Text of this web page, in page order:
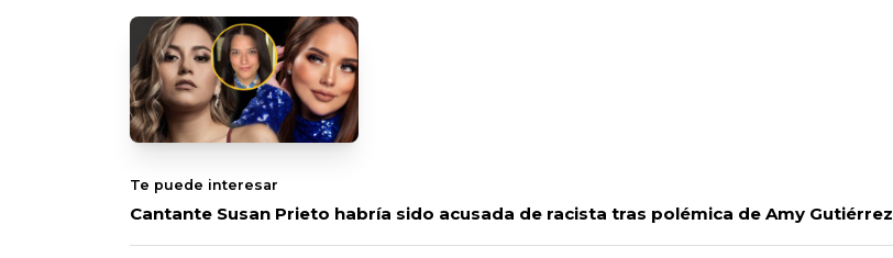
Te puede interesar
Cantante Susan Prieto habría sido acusada de racista tras polémica de Amy Gutiérrez